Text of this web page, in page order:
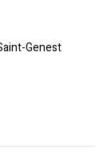
Genest